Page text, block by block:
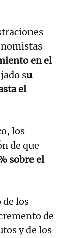
en el
su
el
los
de que
sobre el
de los
de
y de los